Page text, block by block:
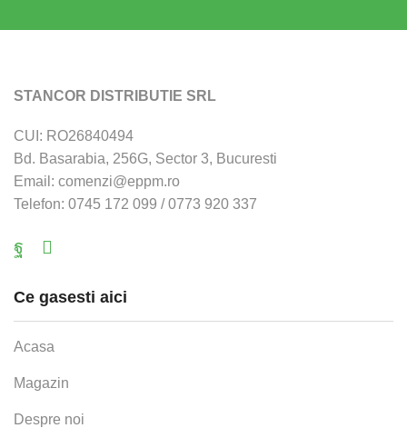
STANCOR DISTRIBUTIE SRL
CUI: RO26840494
Bd. Basarabia, 256G, Sector 3, Bucuresti
Email: comenzi@eppm.ro
Telefon: 0745 172 099 / 0773 920 337
Facebook
Ce gasesti aici
Acasa
Magazin
Despre noi